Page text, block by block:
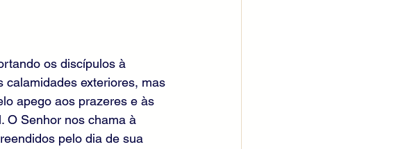
os discípulos à
calamidades exteriores, mas
apego aos prazeres e às
O Senhor nos chama à
pelo dia de sua